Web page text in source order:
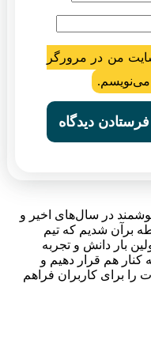
من در مرورگر
می‌نویسم.
در سال‌های اخیر و
برآن شدیم که تیم
بار دانش و تجربه
کنار هم قرار دهیم و
را برای کاربران فراهم